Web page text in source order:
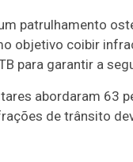
patrulhamento
objetivo coibir
para garantir a
abordaram 63
de trânsito